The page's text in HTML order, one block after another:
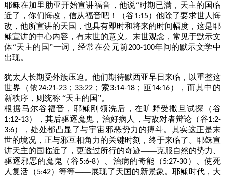
耶稣在加里肋亚开始宣讲福音，他说“时期已满，天主的国临
近了，你们悔改，信从福音吧！（谷1:15）他除了要求世人悔
改，他所宣讲的天国，也具有即时和将来的时间幅度，这是耶
稣宣讲的中心内容，有末世的意义。末世观念，常见于默示文
体“天主的国”一词，经常在公元前200-100年间的默示文学中
出现。
犹太人长期受外族压迫。他们期待默西亚早日来临，以重整这
世界（依24:21-23 ； 33:22 ；索3:14-18 ；匝14:16），而其中的
新秩序，则统称 “天主的国”。
根据马尔谷福音，耶稣刚领洗后，在旷野受撒旦试探（谷
1:12-13），其后驱逐魔鬼，治好病人，与敌对者辩论（谷1:2-
3:6），处处都凸显了与宇宙邪恶势力的搏斗。其实这正是末
世的境况，正与邪互相角力的关键时刻，终于来临了。耶稣宣
讲天主的国临近了，更透过所行的奇迹——克服自然的势力、
驱逐邪恶的魔鬼（谷5:6-8）、治病的奇能（5:27-30）、使死
人复活（5:42）等等——展现了天国的新景象。耶稣时代，大